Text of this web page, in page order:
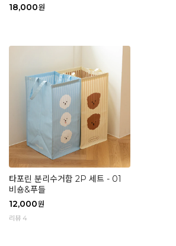
18,000원
타포린 분리수거함 2P 세트 - 01
비숑&푸들
12,000원
리뷰 4